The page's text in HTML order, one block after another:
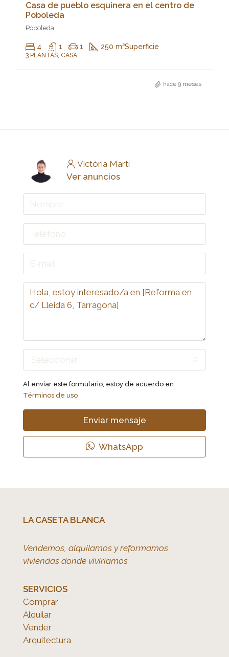
Casa de pueblo esquinera en el centro de
Poboleda
Poboleda
4 1 1 250 m²Superficie
3 PLANTAS, CASA
hace 9 meses
Victòria Martí
Ver anuncios
Seleccionar
Al enviar este formulario, estoy de acuerdo en
Términos de uso
Enviar mensaje
WhatsApp
LA CASETA BLANCA
Vendemos, alquilamos y reformamos
viviendas donde viviríamos
SERVICIOS
Comprar
Alquilar
Vender
Arquitectura